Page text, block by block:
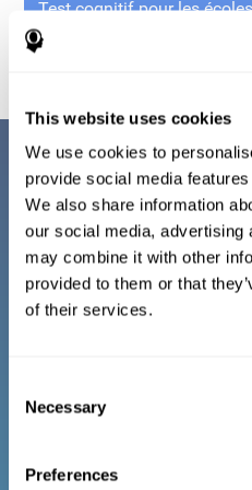
This website uses cookies
We use cookies to
provide social media
We also share information
our social media, advertising
may combine it with other
provided to them or that
of their services.
Selection
Necessary
Preferences
Test cognitif pour les
Entraînement
votre famille
La plateforme familiale de
entraînement cognitif à
rééducation cognitive.
cognitives obtenues par
familles de :